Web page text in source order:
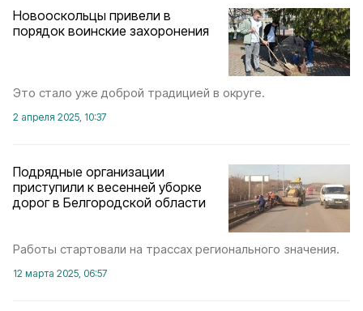
Новооскольцы привели в
порядок воинские захоронения
Это стало уже доброй традицией в округе.
2 апреля 2025, 10:37
Подрядные организации
приступили к весенней уборке
дорог в Белгородской области
Работы стартовали на трассах регионального значения.
12 марта 2025, 06:57